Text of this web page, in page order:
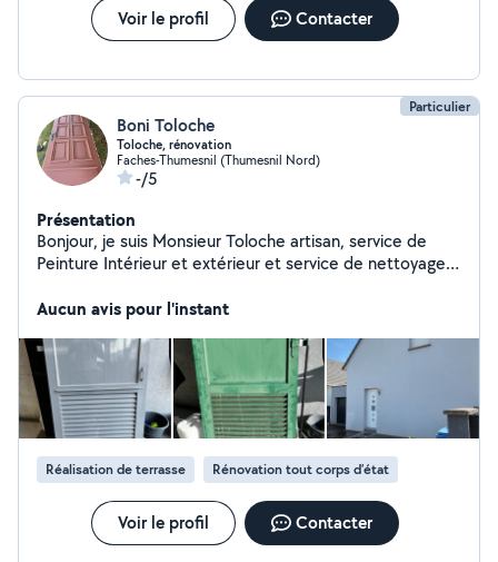
Voir le profil Contacter
Particulier
Boni Toloche
Toloche, rénovation
Faches-Thumesnil (Thumesnil Nord)
-/5
Présentation
Bonjour, je suis Monsieur Toloche artisan, service de
Peinture Intérieur et extérieur et service de nettoyage,
professionnel et rénovation boiserie, volets en bois,
garage, ma société basée à Wattignies devis et
déplacement gratuit garantie sur facture au moindre
besoin, n'hésitez pas à me contacter prix forfaitaire
o78o633179
Aucun avis pour l'instant
Réalisation de terrasse Rénovation tout corps d’état
Voir le profil Contacter